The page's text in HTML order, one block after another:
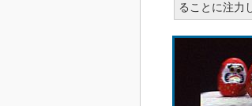
ることに注力